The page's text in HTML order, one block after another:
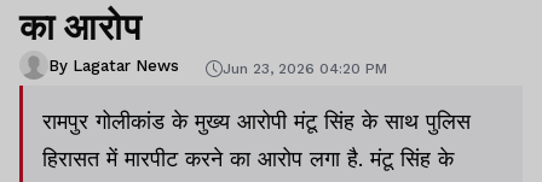
का आरोप
By Lagatar News Jun 23, 2026 04:20 PM
रामपुर गोलीकांड के मुख्य आरोपी मंटू सिंह के साथ पुलिस
हिरासत में मारपीट करने का आरोप लगा है. मंटू सिंह के